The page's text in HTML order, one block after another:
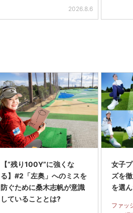
2026.8.6
【“残り100Y”に強くな
る】#2「左奥」へのミスを
防ぐために桑木志帆が意識
していることとは?
女子
ズを
を選
ファッ